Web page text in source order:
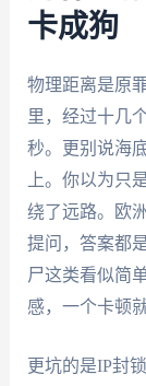
卡成狗
物理距离是原
里，经过十几
秒。更别说海
上。你以为只
绕了远路。欧
提问，答案都
尸这类看似简
感，一个卡顿
更坑的是IP封